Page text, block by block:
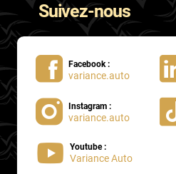
Plymouth
Pontiac
Porsche
Proton
Renault
Suivez-nous
Facebook :
variance.auto
Instagram :
variance.auto
Youtube :
Variance Auto